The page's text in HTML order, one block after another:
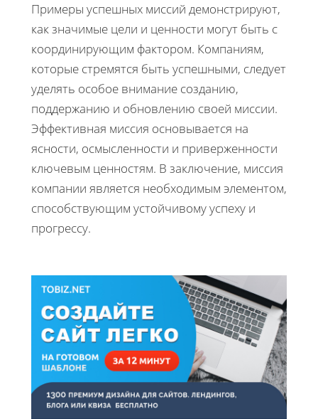
Примеры успешных миссий демонстрируют,
как значимые цели и ценности могут быть с
координирующим фактором. Компаниям,
которые стремятся быть успешными, следует
уделять особое внимание созданию,
поддержанию и обновлению своей миссии.
Эффективная миссия основывается на
ясности, осмысленности и приверженности
ключевым ценностям. В заключение, миссия
компании является необходимым элементом,
способствующим устойчивому успеху и
прогрессу.